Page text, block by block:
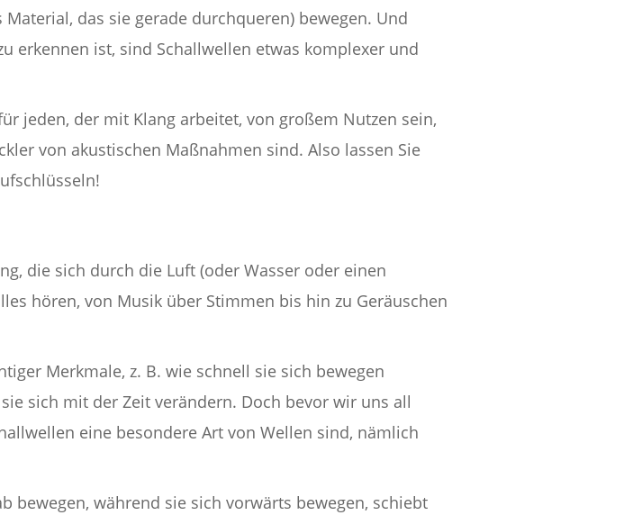
das sie gerade durchqueren) bewegen. Und
erkennen ist, sind Schallwellen etwas komplexer und
jeden, der mit Klang arbeitet, von großem Nutzen sein,
von akustischen Maßnahmen sind. Also lassen Sie
die sich durch die Luft (oder Wasser oder einen
hören, von Musik über Stimmen bis hin zu Geräuschen
Merkmale, z. B. wie schnell sie sich bewegen
sich mit der Zeit verändern. Doch bevor wir uns all
eine besondere Art von Wellen sind, nämlich
bewegen, während sie sich vorwärts bewegen, schiebt